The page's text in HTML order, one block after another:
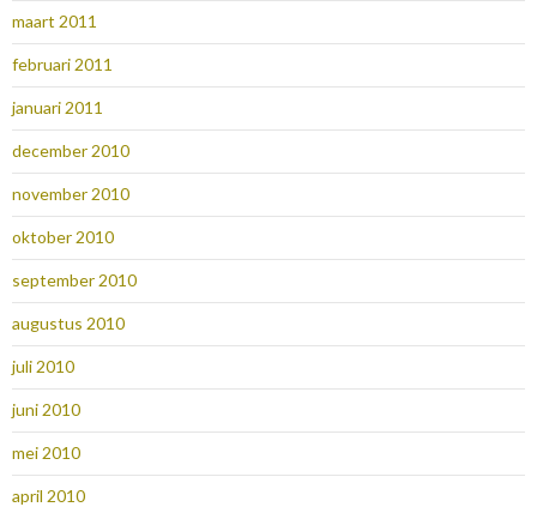
maart 2011
februari 2011
januari 2011
december 2010
november 2010
oktober 2010
september 2010
augustus 2010
juli 2010
juni 2010
mei 2010
april 2010